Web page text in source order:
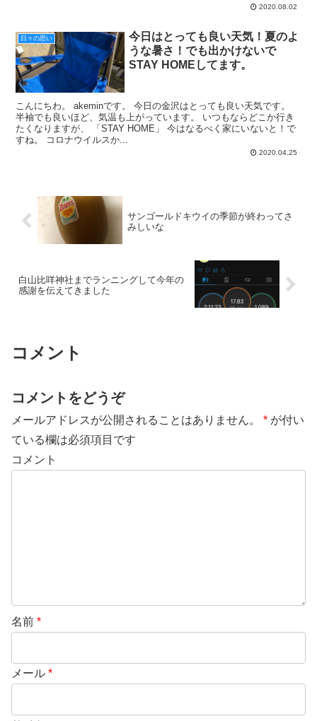
2020.08.02
日々の思い
今日はとっても良い天気！夏のよ
うな暑さ！でも出かけないで
STAY HOMEしてます。
こんにちわ。 akeminです。 今日の金沢はとっても良い天気です。
半袖でも良いほど、気温も上がっています。 いつもならどこか行き
たくなりますが、 「STAY HOME」 今はなるべく家にいないと！で
すね。 コロナウイルスか...
2020.04.25
サンゴールドキウイの季節が終わってさ
みしいな
白山比咩神社までランニングして今年の
感謝を伝えてきました
コメント
コメントをどうぞ
メールアドレスが公開されることはありません。 * が付い
ている欄は必須項目です
コメント
名前 *
メール *